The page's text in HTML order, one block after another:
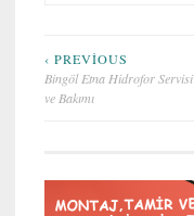
Yazı
gezinmesi
‹ PREVIOUS
Bingöl Etna Hidrofor
ve Bakımı